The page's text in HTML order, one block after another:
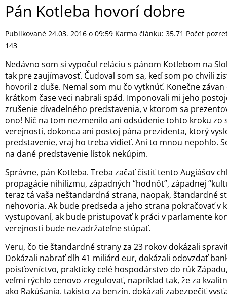
Pán Kotleba hovorí dobre
Publikované 24.03. 2016 o 09:59 Karma článku: 35.71 Počet
143
Nedávno som si vypočul reláciu s pánom Kotlebom na
tak pre zaujímavosť. Čudoval som sa, keď som po chvíli
hovoril z duše. Nemal som mu čo vytknúť. Konečne
krátkom čase veci nabrali spád. Imponovali mi jeho
zrušenie divadelného predstavenia, v ktorom sa
ono! Nič na tom nezmenilo ani odsúdenie tohto kroku zo
verejnosti, dokonca ani postoj pána prezidenta, ktorý
predstavenie, vraj ho treba vidieť. Ani to mnou nepohlo.
na dané predstavenie lístok nekúpim.
Správne, pán Kotleba. Treba začať čistiť tento Augiášov
propagácie nihilizmu, západných “hodnôt”, západnej
teraz tá vaša neštandardná strana, naopak, štandardné
nehovoria. Ak bude predseda a jeho strana pokračovať v
vystupovaní, ak bude pristupovať k práci v parlamente
verejnosti bude nezadržateľne stúpať.
Veru, čo tie štandardné strany za 23 rokov dokázali
Dokázali nabrať dlh 41 miliárd eur, dokázali odovzdať
poisťovníctvo, prakticky celé hospodárstvo do rúk
veľmi rýchlo cenovo zregulovať, napríklad tak, že za
ako Rakúšania, takisto za benzín, dokázali zabezpečiť